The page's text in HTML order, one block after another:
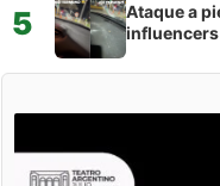
5
Ataque a